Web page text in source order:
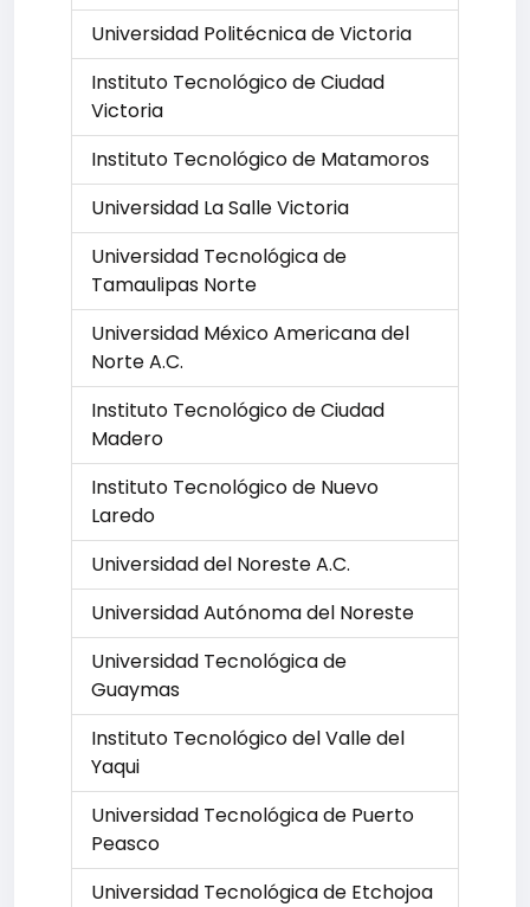
Universidad Politécnica de Victoria
Instituto Tecnológico de Ciudad
Victoria
Instituto Tecnológico de Matamoros
Universidad La Salle Victoria
Universidad Tecnológica de
Tamaulipas Norte
Universidad México Americana del
Norte A.C.
Instituto Tecnológico de Ciudad
Madero
Instituto Tecnológico de Nuevo
Laredo
Universidad del Noreste A.C.
Universidad Autónoma del Noreste
Universidad Tecnológica de
Guaymas
Instituto Tecnológico del Valle del
Yaqui
Universidad Tecnológica de Puerto
Peasco
Universidad Tecnológica de Etchojoa